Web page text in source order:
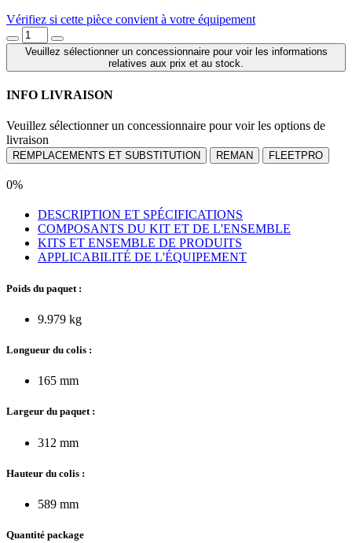
Vérifiez si cette pièce convient à votre équipement
Veuillez sélectionner un concessionnaire pour voir les informations
relatives aux prix et au stock.
INFO LIVRAISON
Veuillez sélectionner un concessionnaire pour voir les options de
livraison
REMPLACEMENTS ET SUBSTITUTION REMAN FLEETPRO
0%
DESCRIPTION ET SPÉCIFICATIONS
COMPOSANTS DU KIT ET DE L'ENSEMBLE
KITS ET ENSEMBLE DE PRODUITS
APPLICABILITÉ DE L'ÉQUIPEMENT
Poids du paquet :
9.979 kg
Longueur du colis :
165 mm
Largeur du paquet :
312 mm
Hauteur du colis :
589 mm
Quantité package